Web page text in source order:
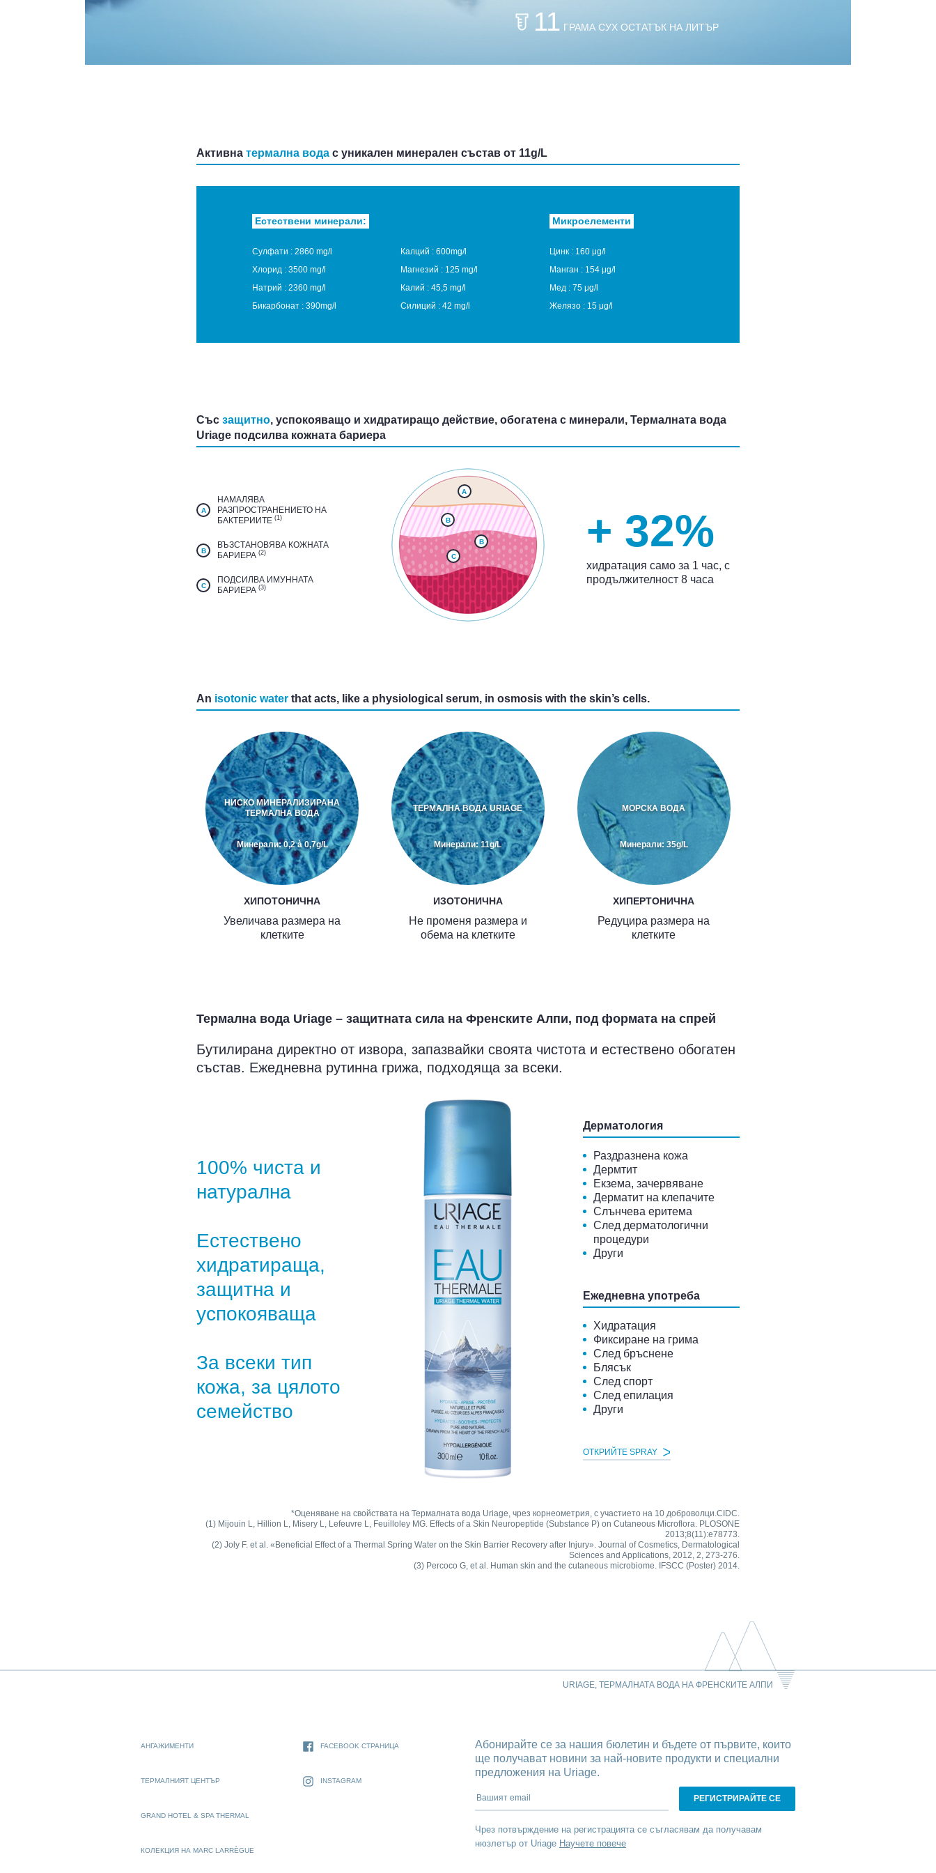
11 ГРАМА СУХ ОСТАТЪК НА ЛИТЪР
Активна термална вода с уникален минерален състав от 11g/L
Естествени минерали:
Сулфати : 2860 mg/l
Хлорид : 3500 mg/l
Натрий : 2360 mg/l
Бикарбонат : 390mg/l
Калций : 600mg/l
Магнезий : 125 mg/l
Калий : 45,5 mg/l
Силиций : 42 mg/l
Микроелементи
Цинк : 160 μg/l
Манган : 154 μg/l
Мед : 75 μg/l
Желязо : 15 μg/l
Със защитно, успокояващо и хидратиращо действие, обогатена с минерали, Термалната вода
Uriage подсилва кожната бариера
A
B
B
C
A
НАМАЛЯВА
РАЗПРОСТРАНЕНИЕТО НА
БАКТЕРИИТЕ (1)
B
ВЪЗСТАНОВЯВА КОЖНАТА
БАРИЕРА (2)
C
ПОДСИЛВА ИМУННАТА
БАРИЕРА (3)
+ 32%
хидратация само за 1 час, с
продължителност 8 часа
An isotonic water that acts, like a physiological serum, in osmosis with the skin’s cells.
НИСКО МИНЕРАЛИЗИРАНА
ТЕРМАЛНА ВОДА
Минерали: 0,2 à 0,7g/L
ХИПОТОНИЧНА
Увеличава размера на
клетките
ТЕРМАЛНА ВОДА URIAGE
Минерали: 11g/L
ИЗОТОНИЧНА
Не променя размера и
обема на клетките
МОРСКА ВОДА
Минерали: 35g/L
ХИПЕРТОНИЧНА
Редуцира размера на
клетките
Термална вода Uriage – защитната сила на Френските Алпи, под формата на спрей
Бутилирана директно от извора, запазвайки своята чистота и естествено обогатен
състав. Ежедневна рутинна грижа, подходяща за всеки.
100% чиста и
натурална
Естествено
хидратираща,
защитна и
успокояваща
За всеки тип
кожа, за цялото
семейство
Дерматология
Раздразнена кожа
Дермтит
Екзема, зачервяване
Дерматит на клепачите
Слънчева еритема
След дерматологични
процедури
Други
Ежедневна употреба
Хидратация
Фиксиране на грима
След бръснене
Блясък
След спорт
След епилация
Други
ОТКРИЙТЕ SPRAY
*Оценяване на свойствата на Термалната вода Uriage, чрез корнеометрия, с участието на 10 доброволци.CIDC.
(1) Mijouin L, Hillion L, Misery L, Lefeuvre L, Feuilloley MG. Effects of a Skin Neuropeptide (Substance P) on Cutaneous Microflora. PLOSONE
2013;8(11):e78773.
(2) Joly F. et al. «Beneficial Effect of a Thermal Spring Water on the Skin Barrier Recovery after Injury». Journal of Cosmetics, Dermatological
Sciences and Applications, 2012, 2, 273-276.
(3) Percoco G, et al. Human skin and the cutaneous microbiome. IFSCC (Poster) 2014.
URIAGE, ТЕРМАЛНАТА ВОДА НА ФРЕНСКИТЕ АЛПИ
АНГАЖИМЕНТИ
ТЕРМАЛНИЯТ ЦЕНТЪР
GRAND HOTEL & SPA THERMAL
КОЛЕКЦИЯ НА MARC LARRÈGUE
FACEBOOK СТРАНИЦА
INSTAGRAM
Абонирайте се за нашия бюлетин и бъдете от първите, които
ще получават новини за най-новите продукти и специални
предложения на Uriage.
Вашият email
Чрез потвърждение на регистрацията се съгласявам да получавам
нюзлетър от Uriage Научете повече